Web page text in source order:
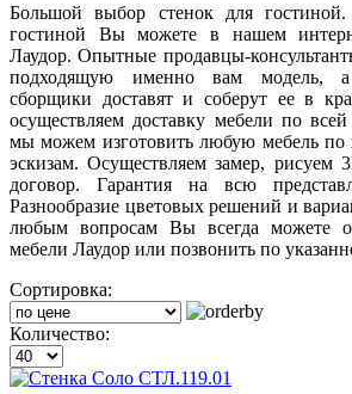
Большой выбор стенок для
гостиной Вы можете в нашем
Лаудор. Опытные продавцы-
подходящую именно вам модель, а
сборщики доставят и соберут ее в
осуществляем доставку мебели по
мы можем изготовить любую мебель по
эскизам. Осуществляем замер, рисуем
договор. Гарантия на всю
Разнообразие цветовых решений и
любым вопросам Вы всегда можете
мебели Лаудор или позвонить по
Сортировка:
Количество: